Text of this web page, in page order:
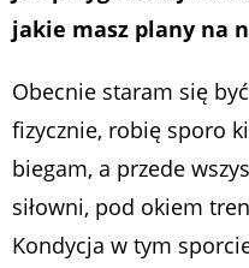
jakie masz plany na
Obecnie staram się
fizycznie, robię sporo
biegam, a przede
siłowni, pod okiem
Kondycja w tym